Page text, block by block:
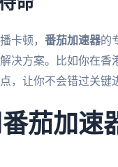
卡顿， 番茄加速器的
决方案。比如你在香
，让你不会错过关键
茄加速